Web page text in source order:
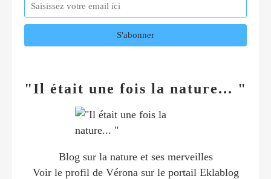
"Il était une fois la nature... "
Blog sur la nature et ses merveilles
Voir le profil de Vérona sur le portail Eklablog